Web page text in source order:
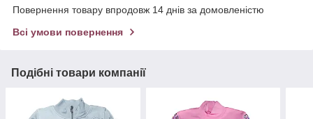
Повернення товару впродовж 14 днів за домовленістю
Всі умови повернення
Подібні товари компанії